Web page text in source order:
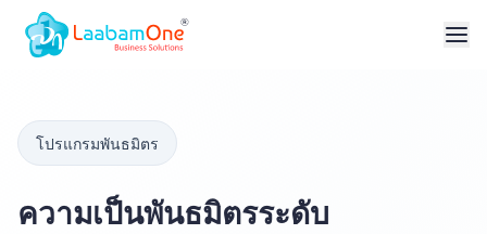
โปรแกรมพันธมิตร
ความเป็นพันธมิตรระดับ